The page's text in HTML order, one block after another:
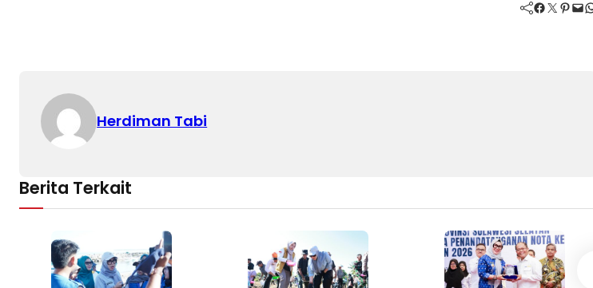
Facebook Twitter Pinterest Mail WhatsApp
Herdiman Tabi
Berita Terkait